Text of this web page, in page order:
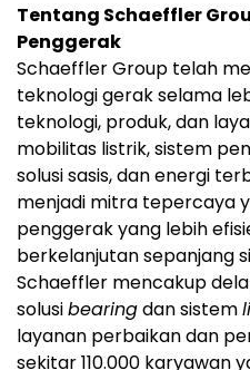
Tentang Schaeffler
Penggerak
Schaeffler Group telah
teknologi gerak selama
teknologi, produk, dan
mobilitas listrik, sistem
solusi sasis, dan energi
menjadi mitra tepercaya
penggerak yang lebih
berkelanjutan sepanjang
Schaeffler mencakup
solusibearingdan sistem
layanan perbaikan dan
sekitar 110.000 karyawan